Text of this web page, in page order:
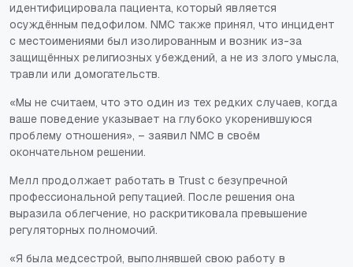
идентифицировала пациента, который является
осуждённым педофилом. NMC также принял, что инцидент
с местоимениями был изолированным и возник из-за
защищённых религиозных убеждений, а не из злого умысла,
травли или домогательств.
«Мы не считаем, что это один из тех редких случаев, когда
ваше поведение указывает на глубоко укоренившуюся
проблему отношения», – заявил NMC в своём
окончательном решении.
Мелл продолжает работать в Trust с безупречной
профессиональной репутацией. После решения она
выразила облегчение, но раскритиковала превышение
регуляторных полномочий.
«Я была медсестрой, выполнявшей свою работу в